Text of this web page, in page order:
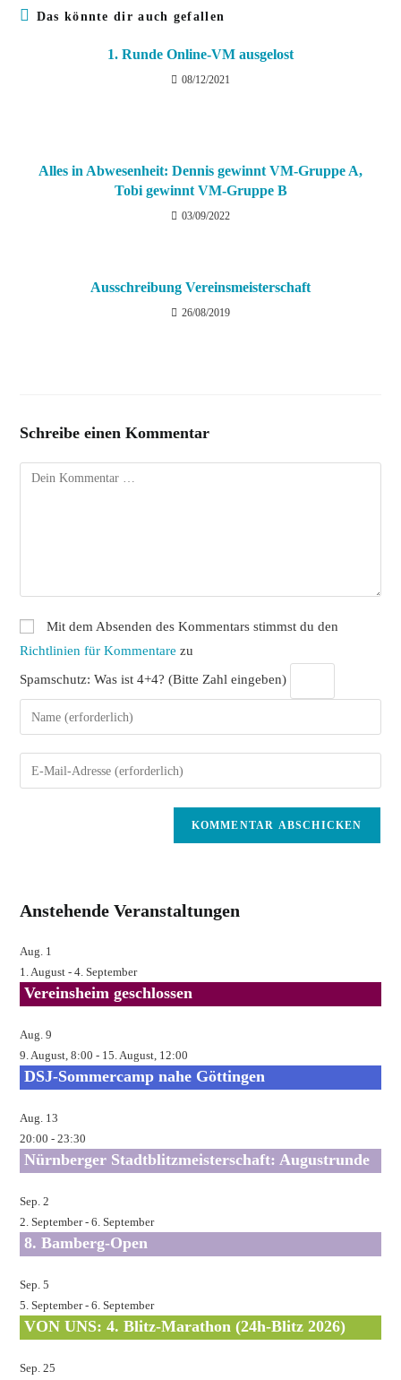
Das könnte dir auch gefallen
1. Runde Online-VM ausgelost
08/12/2021
Alles in Abwesenheit: Dennis gewinnt VM-Gruppe A,
Tobi gewinnt VM-Gruppe B
03/09/2022
Ausschreibung Vereinsmeisterschaft
26/08/2019
Schreibe einen Kommentar
Kommentar
Mit dem Absenden des Kommentars stimmst du den
Richtlinien für Kommentare zu
Spamschutz: Was ist 4+4? (Bitte Zahl eingeben)
Gib
deinen
Namen
oder
Gib
deine
ein
Anstehende Veranstaltungen
Aug. 1
1. August -4. September
Vereinsheim geschlossen
Aug.9
9. August, 8:00 - 15. August, 12:00
DSJ-Sommercamp nahe Göttingen
Aug. 13
20:00 -23:30
Nürnberger Stadtblitzmeisterschaft: Augustrunde
Sep.2
2. September-6. September
8. Bamberg-Open
Sep.5
5. September-6. September
VON UNS: 4. Blitz-Marathon (24h-Blitz 2026)
Sep.25